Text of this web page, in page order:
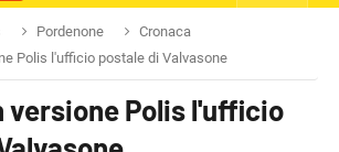
Pordenone
Cronaca
Polis l'ufficio postale di Valvasone
versione Polis l'ufficio